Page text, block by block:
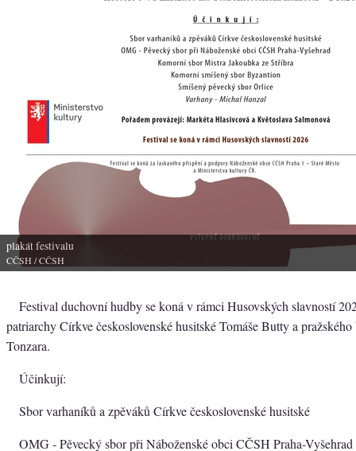
plakát festivalu
CČSH / CČSH
Festival duchovní hudby se koná v rámci Husovských slavností
patriarchy Církve československé husitské Tomáše Butty a
Tonzara.
Účinkují:
Sbor varhaníků a zpěváků Církve československé husitské
OMG - Pěvecký sbor při Náboženské obci CČSH Praha-Vyšehrad